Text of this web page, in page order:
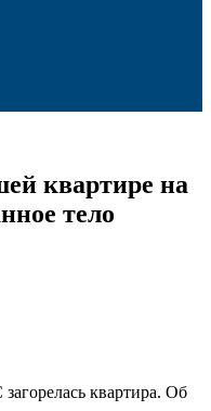
квартире на
тело
квартира. Об